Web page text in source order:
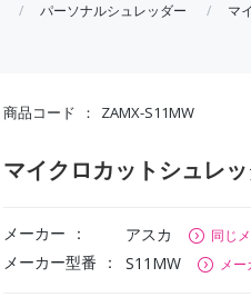
パーソナルシュレッダー マ
商品コード ZAMX-S11MW
マイクロカットシュレ
メーカー アスカ 同じ
メーカー型番 S11MW メ